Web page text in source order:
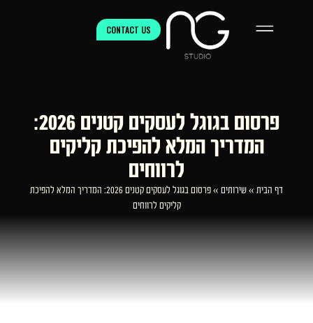
CONTACT US
פרסום בגוגל לעסקים קטנים 2026:
המדריך המלא להפיכת קליקים
לרווחים
דף הבית » שירותים »
פרסום בגוגל לעסקים קטנים 2026: המדריך המלא להפיכת
קליקים לרווחים